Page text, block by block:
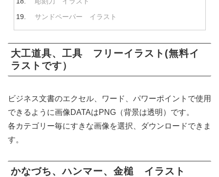
サンドペーパー イラスト
大工道具、工具 フリーイラスト(無料イ
ラストです）
ビジネス文書のエクセル、ワード、パワーポイントで使用
できるように画像DATAはPNG（背景は透明）です。
各カテゴリー毎にすきな画像を選択、ダウンロードできま
す。
かなづち、ハンマー、金槌 イラスト